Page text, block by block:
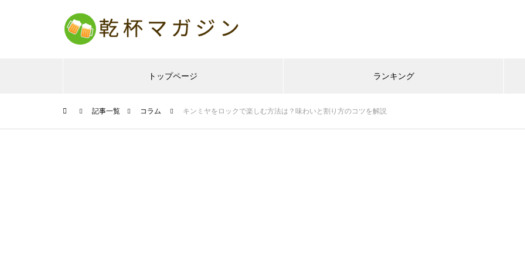
トップページ ランキング
記事一覧 コラム キンミヤをロックで楽しむ方法は？味わいと割り方のコツを解説